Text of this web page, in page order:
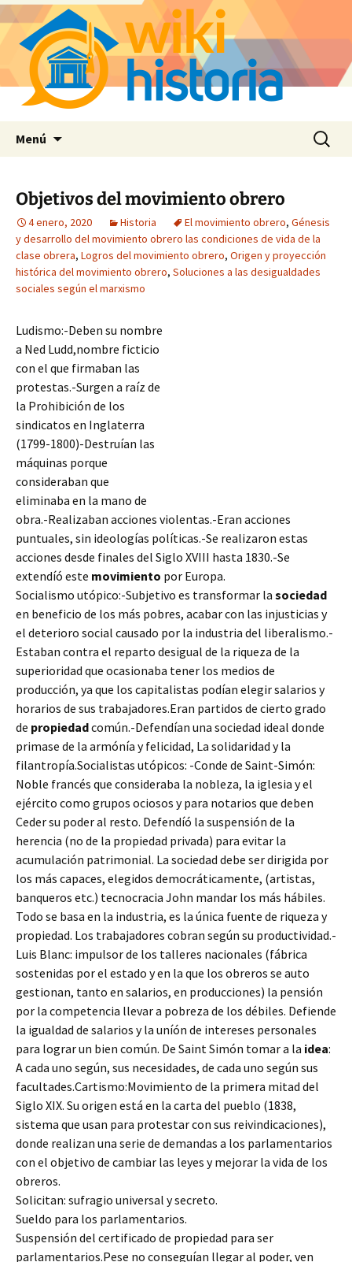
Menú Buscar:
Objetivos del movimiento obrero
4 enero, 2020 Historia El movimiento obrero, Génesis
y desarrollo del movimiento obrero las condiciones de vida de la
clase obrera, Logros del movimiento obrero, Origen y proyección
histórica del movimiento obrero, Soluciones a las desigualdades
sociales según el marxismo
Ludismo:-Deben su nombre
a Ned Ludd,nombre ficticio
con el que firmaban las
protestas.-Surgen a raíz de
la Prohibición de los
sindicatos en Inglaterra
(1799-1800)-Destruían las
máquinas porque
consideraban que
eliminaba en la mano de
obra.-Realizaban acciones violentas.-Eran acciones
puntuales, sin ideologías políticas.-Se realizaron estas
acciones desde finales del Siglo XVIII hasta 1830.-Se
extendíó este movimiento por Europa.
Socialismo utópico:-Subjetivo es transformar la sociedad
en beneficio de los más pobres, acabar con las injusticias y
el deterioro social causado por la industria del liberalismo.-
Estaban contra el reparto desigual de la riqueza de la
superioridad que ocasionaba tener los medios de
producción, ya que los capitalistas podían elegir salarios y
horarios de sus trabajadores.Eran partidos de cierto grado
de propiedadcomún.-Defendían una sociedad ideal donde
primase de la armónía y felicidad, La solidaridad y la
filantropía.Socialistas utópicos: -Conde de Saint-Simón:
Noble francés que consideraba la nobleza, la iglesia y el
ejército como grupos ociosos y para notarios que deben
Ceder su poder al resto. Defendíó la suspensión de la
herencia (no de la propiedad privada) para evitar la
acumulación patrimonial. La sociedad debe ser dirigida por
los más capaces, elegidos democráticamente, (artistas,
banqueros etc.) tecnocracia John mandar los más hábiles.
Todo se basa en la industria, es la única fuente de riqueza y
propiedad. Los trabajadores cobran según su productividad.-
Luis Blanc: impulsor de los talleres nacionales (fábrica
sostenidas por el estado y en la que los obreros se auto
gestionan, tanto en salarios, en producciones) la pensión
por la competencia llevar a pobreza de los débiles. Defiende
la igualdad de salarios y la uníón de intereses personales
para lograr un bien común. De Saint Simón tomar a la idea:
A cada uno según, sus necesidades, de cada uno según sus
facultades.Cartismo:Movimiento de la primera mitad del
Siglo XIX. Su origen está en la carta del pueblo (1838,
sistema que usan para protestar con sus reivindicaciones),
donde realizan una serie de demandas a los parlamentarios
con el objetivo de cambiar las leyes y mejorar la vida de los
obreros.
Solicitan: sufragio universal y secreto.
Sueldo para los parlamentarios.
Suspensión del certificado de propiedad para ser
parlamentarios.Pese no conseguían llegar al poder, ven